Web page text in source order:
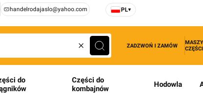
handelrodajaslo@yahoo.com PL▾
WyczyśćSzukaj
ZADZWOŃ I ZAMÓW
do
Części do
kombajnów
Hodowla